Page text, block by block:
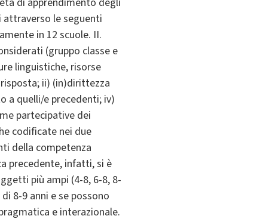
le seguenti
in 12 scuole. II.
(gruppo classe e
linguistiche, risorse
ii) (in)dirittezza
a quelli/e precedenti; iv)
partecipative dei
codificate nei due
della competenza
precedente, infatti, si è
più ampi (4-8, 6-8, 8-
8-9 anni e se possono
e interazionale.